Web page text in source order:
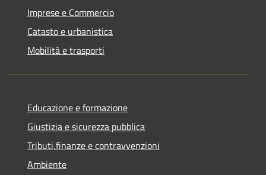
Imprese e Commercio
Catasto e urbanistica
Mobilità e trasporti
Educazione e formazione
Giustizia e sicurezza pubblica
Tributi,finanze e contravvenzioni
Ambiente